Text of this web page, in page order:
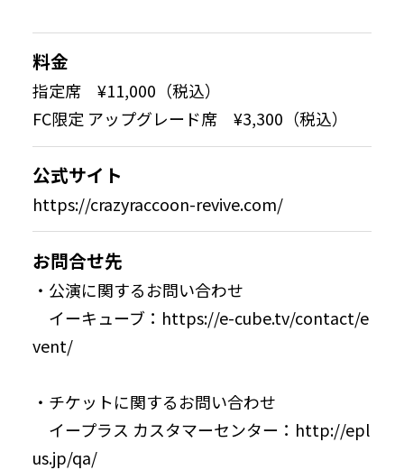
料金
指定席 ¥11,000（税込）
FC限定 アップグレード席 ¥3,300（税込）
公式サイト
https://crazyraccoon-revive.com/
お問合せ先
・公演に関するお問い合わせ
イーキューブ： https://e-cube.tv/contact/e
vent/
・チケットに関するお問い合わせ
イープラス カスタマーセンター： http://epl
us.jp/qa/